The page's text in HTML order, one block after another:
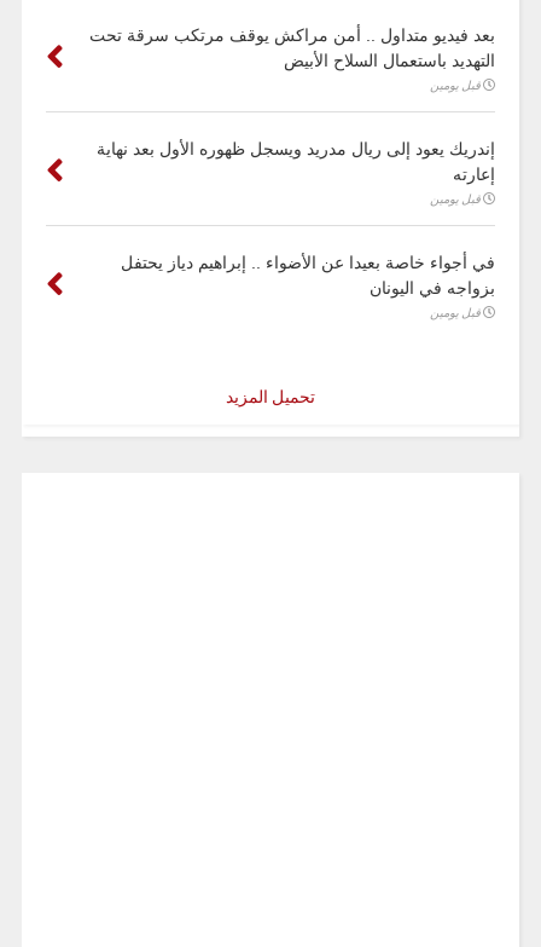
بعد فيديو متداول .. أمن مراكش يوقف مرتكب سرقة تحت
التهديد باستعمال السلاح الأبيض
قبل يومين
إندريك يعود إلى ريال مدريد ويسجل ظهوره الأول بعد نهاية
إعارته
قبل يومين
في أجواء خاصة بعيدا عن الأضواء .. إبراهيم دياز يحتفل
بزواجه في اليونان
قبل يومين
تحميل المزيد